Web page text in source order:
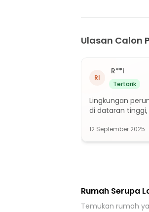
20 menit ke
25 menit ke
25 menit ke Stasiun
Ulasan Calon
RI
R**i
Tertarik
Lingkungan
di dataran
12 September 2025
Rumah Serupa
Temukan rumah